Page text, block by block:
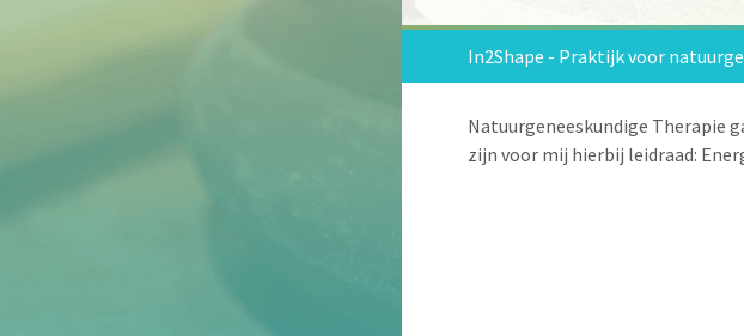
In2Shape - Praktijk voor
Natuurgeneeskundige Therapie
zijn voor mij hierbij leidraad: